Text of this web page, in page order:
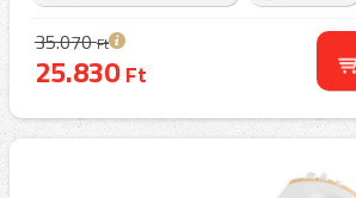
35.070Ft
25.830Ft